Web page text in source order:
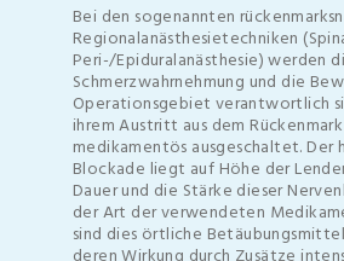
Bei den sogenannten
Regionalanästhesietechniken
Peri-/Epiduralanästhesie) werden
Schmerzwahrnehmung und die
Operationsgebiet verantwortlich
ihrem Austritt aus dem
medikamentös ausgeschaltet. Der
Blockade liegt auf Höhe der
Dauer und die Stärke dieser
der Art der verwendeten
sind dies örtliche
deren Wirkung durch Zusätze